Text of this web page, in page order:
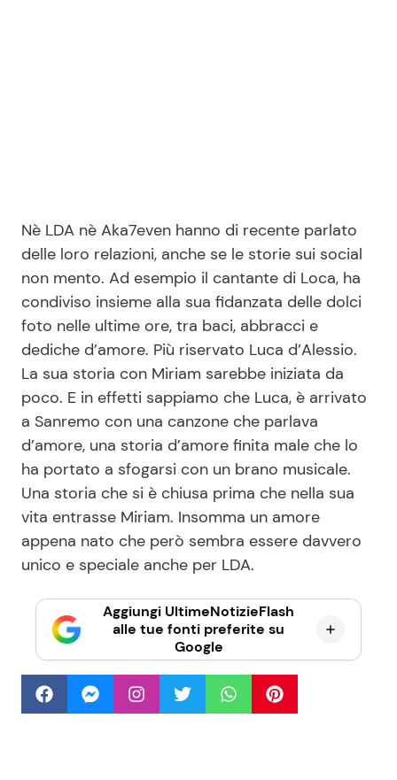
Nè LDA nè Aka7even hanno di recente parlato
delle loro relazioni, anche se le storie sui social
non mento. Ad esempio il cantante di Loca, ha
condiviso insieme alla sua fidanzata delle dolci
foto nelle ultime ore, tra baci, abbracci e
dediche d’amore. Più riservato Luca d’Alessio.
La sua storia con Miriam sarebbe iniziata da
poco. E in effetti sappiamo che Luca, è arrivato
a Sanremo con una canzone che parlava
d’amore, una storia d’amore finita male che lo
ha portato a sfogarsi con un brano musicale.
Una storia che si è chiusa prima che nella sua
vita entrasse Miriam. Insomma un amore
appena nato che però sembra essere davvero
unico e speciale anche per LDA.
Aggiungi UltimeNotizieFlash
alle tue fonti preferite su
Google